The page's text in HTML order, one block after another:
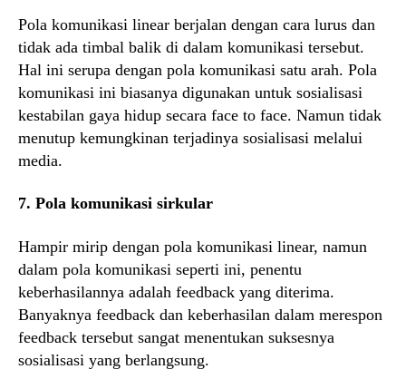
Pola komunikasi linear berjalan dengan cara lurus dan
tidak ada timbal balik di dalam komunikasi tersebut.
Hal ini serupa dengan pola komunikasi satu arah. Pola
komunikasi ini biasanya digunakan untuk sosialisasi
kestabilan gaya hidup secara face to face. Namun tidak
menutup kemungkinan terjadinya sosialisasi melalui
media.
7. Pola komunikasi sirkular
Hampir mirip dengan pola komunikasi linear, namun
dalam pola komunikasi seperti ini, penentu
keberhasilannya adalah feedback yang diterima.
Banyaknya feedback dan keberhasilan dalam merespon
feedback tersebut sangat menentukan suksesnya
sosialisasi yang berlangsung.